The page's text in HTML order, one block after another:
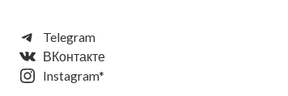
Telegram
ВКонтакте
Instagram*